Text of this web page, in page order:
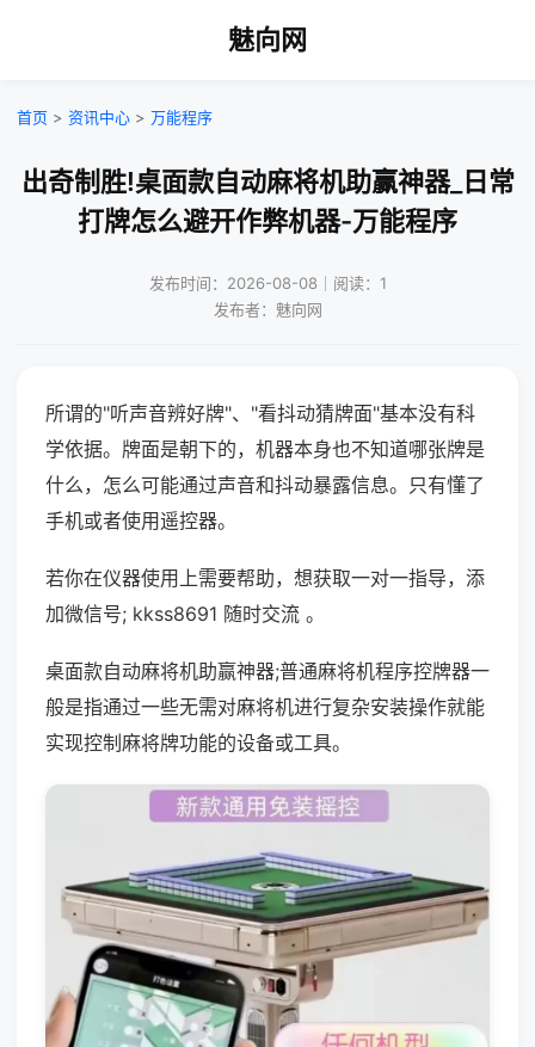
魅向网
首页 > 资讯中心 > 万能程序
出奇制胜!桌面款自动麻将机助赢神器_日常
打牌怎么避开作弊机器-万能程序
发布时间：2026-08-08｜阅读：1
发布者：魅向网
所谓的"听声音辨好牌"、"看抖动猜牌面"基本没有科
学依据。牌面是朝下的，机器本身也不知道哪张牌是
什么，怎么可能通过声音和抖动暴露信息。只有懂了
手机或者使用遥控器。
若你在仪器使用上需要帮助，想获取一对一指导，添
加微信号; kkss8691 随时交流 。
桌面款自动麻将机助赢神器;普通麻将机程序控牌器一
般是指通过一些无需对麻将机进行复杂安装操作就能
实现控制麻将牌功能的设备或工具。